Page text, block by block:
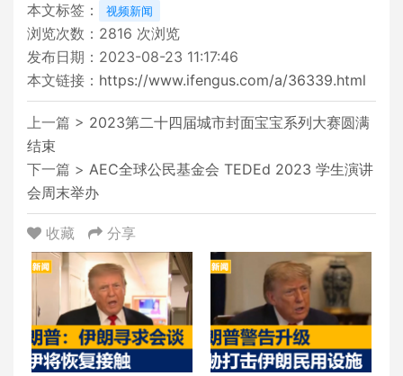
本文标签：
视频新闻
浏览次数： 2816 次浏览
发布日期：2023-08-23 11:17:46
本文链接： https://www.ifengus.com/a/36339.html
上一篇 > 2023第二十四届城市封面宝宝系列大赛圆满
结束
下一篇 > AEC全球公民基金会 TEDEd 2023 学生演讲
会周末举办
收藏 分享